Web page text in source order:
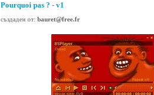
Pourquoi pas ? - v1
създаден от: bauret@free.fr